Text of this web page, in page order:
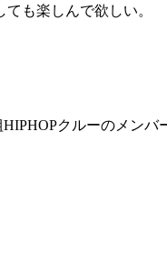
も楽しんで欲しい。
HIPHOPクルーのメ